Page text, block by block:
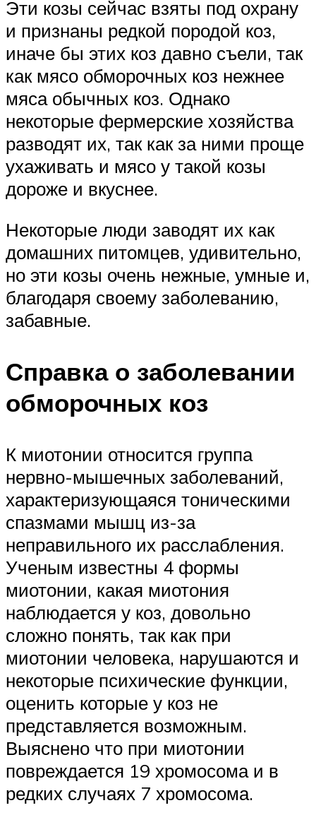
Эти козы сейчас взяты под охрану
и признаны редкой породой коз,
иначе бы этих коз давно съели, так
как мясо обморочных коз нежнее
мяса обычных коз. Однако
некоторые фермерские хозяйства
разводят их, так как за ними проще
ухаживать и мясо у такой козы
дороже и вкуснее.
Некоторые люди заводят их как
домашних питомцев, удивительно,
но эти козы очень нежные, умные и,
благодаря своему заболеванию,
забавные.
Справка о заболевании
обморочных коз
К миотонии относится группа
нервно-мышечных заболеваний,
характеризующаяся тоническими
спазмами мышц из-за
неправильного их расслабления.
Ученым известны 4 формы
миотонии, какая миотония
наблюдается у коз, довольно
сложно понять, так как при
миотонии человека, нарушаются и
некоторые психические функции,
оценить которые у коз не
представляется возможным.
Выяснено что при миотонии
повреждается 19 хромосома и в
редких случаях 7 хромосома.